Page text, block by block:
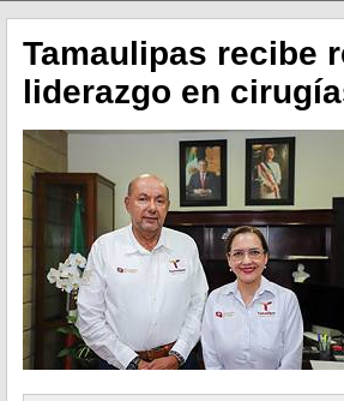
Tamaulipas recibe
liderazgo en